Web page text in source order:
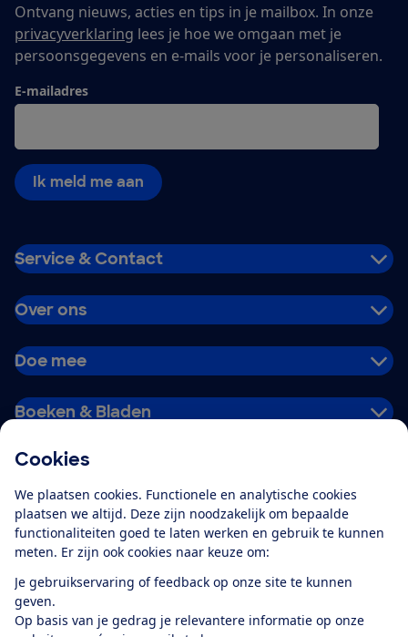
Cookies
We plaatsen cookies. Functionele en analytische cookies
plaatsen we altijd. Deze zijn noodzakelijk om bepaalde
functionaliteiten goed te laten werken en gebruik te kunnen
meten. Er zijn ook cookies naar keuze om:
Je gebruikservaring of feedback op onze site te kunnen
geven.
Op basis van je gedrag je relevantere informatie op onze
Ontvang nieuws, acties en tips in je mailbox. In onze
privacyverklaring lees je hoe we omgaan met je
persoonsgegevens en e-mails voor je personaliseren.
E-mailadres
Ik meld me aan
Service & Contact
Over ons
Doe mee
Boeken & Bladen
Alles over de
app